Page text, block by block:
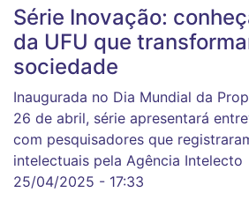
Série Inovação:
da UFU que
sociedade
Inaugurada no Dia Mundial da
26 de abril, série apresentará
com pesquisadores que
intelectuais pela Agência Intelecto
25/04/2025 - 17:33